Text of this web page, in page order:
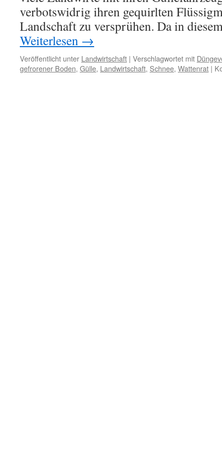
verbotswidrig ihren gequirlten
Landschaft zu versprühen. Da in
Weiterlesen →
Veröffentlicht unter Landwirtschaft | Verschlagwortet mit
gefrorener Boden, Gülle, Landwirtschaft, Schnee, Wattenrat |